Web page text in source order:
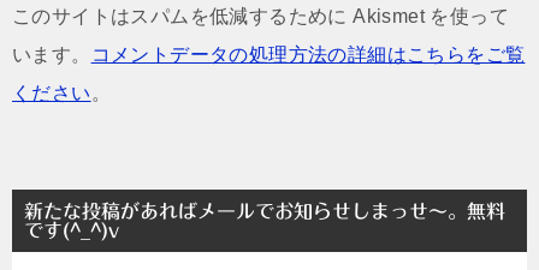
このサイトはスパムを低減するために Akismet を使って
います。
コメントデータの処理方法の詳細はこちらをご覧
ください 。
新たな投稿があればメールでお知らせしまっせ～。無料
です(^_^)v